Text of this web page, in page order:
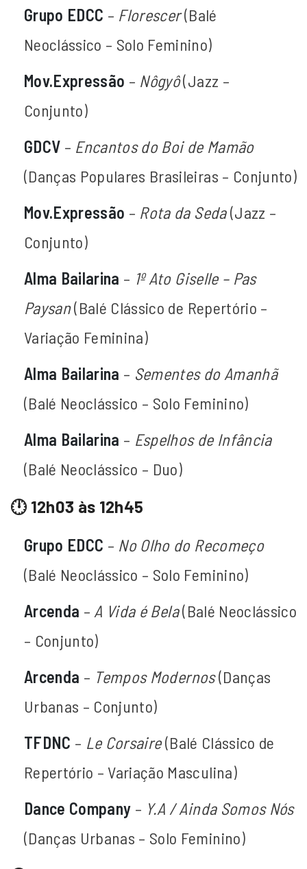
Grupo EDCC – Florescer(Balé
Neoclássico – Solo Feminino)
Mov.Expressão – Nôgyô(Jazz –
Conjunto)
GDCV – Encantos do Boi de Mamão
(Danças Populares Brasileiras – Conjunto)
Mov.Expressão – Rota da Seda(Jazz –
Conjunto)
Alma Bailarina – 1º Ato Giselle – Pas
Paysan(Balé Clássico de Repertório –
Variação Feminina)
Alma Bailarina – Sementes do Amanhã
(Balé Neoclássico – Solo Feminino)
Alma Bailarina – Espelhos de Infância
(Balé Neoclássico – Duo)
🕛 12h03 às 12h45
Grupo EDCC – No Olho do Recomeço
(Balé Neoclássico – Solo Feminino)
Arcenda – A Vida é Bela(Balé Neoclássico
– Conjunto)
Arcenda – Tempos Modernos(Danças
Urbanas – Conjunto)
TFDNC – Le Corsaire(Balé Clássico de
Repertório – Variação Masculina)
Dance Company – Y.A / Ainda Somos Nós
(Danças Urbanas – Solo Feminino)